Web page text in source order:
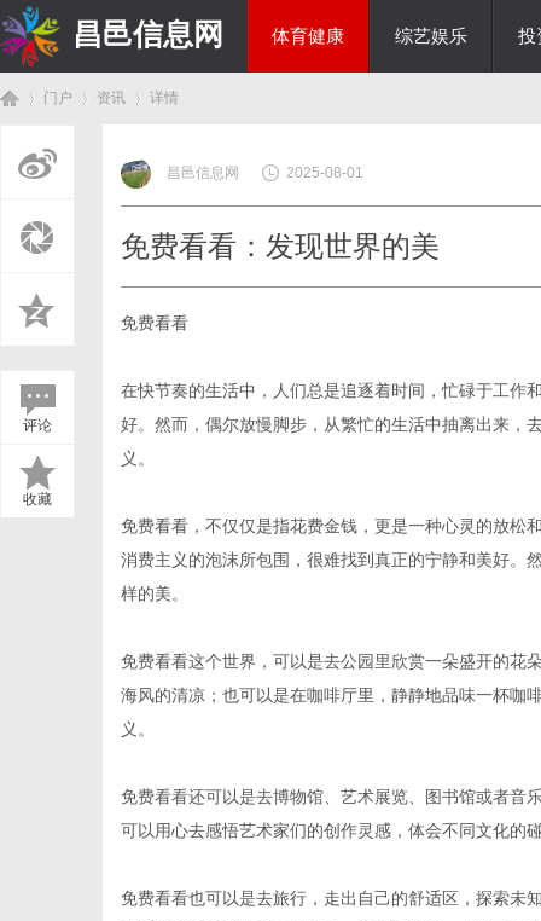
昌邑信息网 体育健康 综艺娱乐 投
门户 资讯
›
详情
评论
收藏
昌邑信息网 2025-08-01
免费看看：发现世界的美
免费看看
在快节奏的生活中，人们总是追逐着时间，忙碌于工作
好。然而，偶尔放慢脚步，从繁忙的生活中抽离出来，
义。
免费看看，不仅仅是指花费金钱，更是一种心灵的放松
消费主义的泡沫所包围，很难找到真正的宁静和美好。
样的美。
免费看看这个世界，可以是去公园里欣赏一朵盛开的花
海风的清凉；也可以是在咖啡厅里，静静地品味一杯咖
义。
免费看看还可以是去博物馆、艺术展览、图书馆或者音
可以用心去感悟艺术家们的创作灵感，体会不同文化的
免费看看也可以是去旅行，走出自己的舒适区，探索未